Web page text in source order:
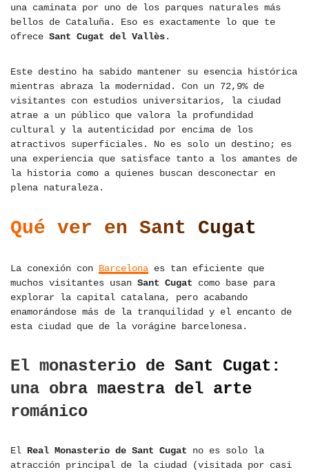
una caminata por uno de los parques naturales más
bellos de Cataluña. Eso es exactamente lo que te
ofrece Sant Cugat del Vallès.
Este destino ha sabido mantener su esencia histórica
mientras abraza la modernidad. Con un 72,9% de
visitantes con estudios universitarios, la ciudad
atrae a un público que valora la profundidad
cultural y la autenticidad por encima de los
atractivos superficiales. No es solo un destino; es
una experiencia que satisface tanto a los amantes de
la historia como a quienes buscan desconectar en
plena naturaleza.
Qué ver en Sant Cugat
La conexión con Barcelona es tan eficiente que
muchos visitantes usan Sant Cugat como base para
explorar la capital catalana, pero acabando
enamorándose más de la tranquilidad y el encanto de
esta ciudad que de la vorágine barcelonesa.
El monasterio de Sant Cugat:
una obra maestra del arte
románico
El Real Monasterio de Sant Cugat no es solo la
atracción principal de la ciudad (visitada por casi